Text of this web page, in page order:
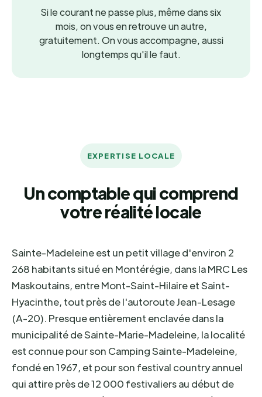
Si le courant ne passe plus, même dans six
mois, on vous en retrouve un autre,
gratuitement. On vous accompagne, aussi
longtemps qu'il le faut.
EXPERTISE LOCALE
Un comptable qui comprend
votre réalité locale
Sainte-Madeleine est un petit village d'environ 2
268 habitants situé en Montérégie, dans la MRC Les
Maskoutains, entre Mont-Saint-Hilaire et Saint-
Hyacinthe, tout près de l'autoroute Jean-Lesage
(A-20). Presque entièrement enclavée dans la
municipalité de Sainte-Marie-Madeleine, la localité
est connue pour son Camping Sainte-Madeleine,
fondé en 1967, et pour son festival country annuel
qui attire près de 12 000 festivaliers au début de